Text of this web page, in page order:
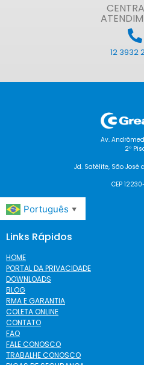
12 3932
Av.
2º
Jd. Satélite, São José
CEP
Português ▼
Links Rápidos
HOME
PORTAL DA PRIVACIDADE
DOWNLOADS
BLOG
RMA E GARANTIA
COLETA ONLINE
CONTATO
FAQ
FALE CONOSCO
TRABALHE CONOSCO